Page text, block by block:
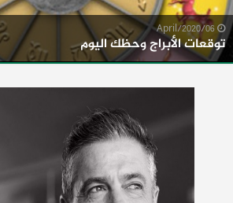
توقعات الأبراج وحظك اليوم